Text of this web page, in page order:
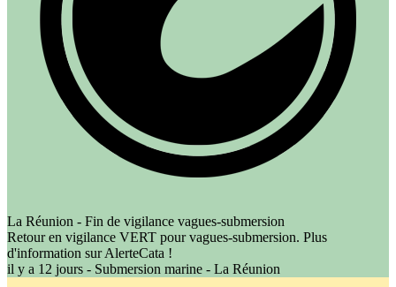
La Réunion - Fin de vigilance vagues-submersion
Retour en vigilance VERT pour vagues-submersion. Plus
d'information sur AlerteCata !
il y a 12 jours - Submersion marine - La Réunion